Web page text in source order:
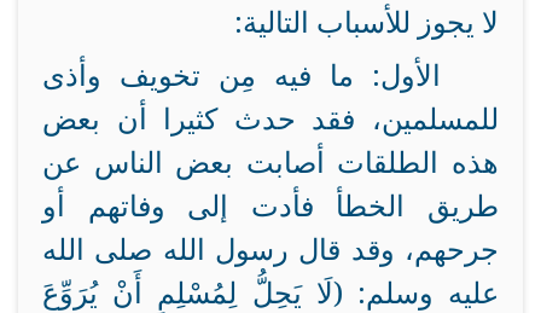
لا يجوز للأسباب التالية:
الأول: ما فيه مِن تخويف وأذى
للمسلمين، فقد حدث كثيرا أن بعض
هذه الطلقات أصابت بعض الناس عن
طريق الخطأ فأدت إلى وفاتهم أو
جرحهم، وقد قال رسول الله صلى الله
عليه وسلم: (لَا يَحِلُّ لِمُسْلِمٍ أَنْ يُرَوِّعَ